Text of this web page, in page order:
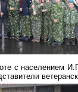
с населением